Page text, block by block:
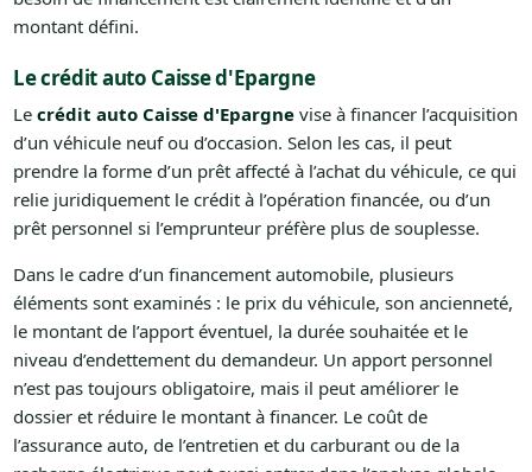
montant défini.
Le crédit auto Caisse d'Epargne
Le crédit auto Caisse d'Epargnevise à financer l’acquisition
d’un véhicule neuf ou d’occasion. Selon les cas, il peut
prendre la forme d’un prêt affecté à l’achat du véhicule, ce qui
relie juridiquement le crédit à l’opération financée, ou d’un
prêt personnel si l’emprunteur préfère plus de souplesse.
Dans le cadre d’un financement automobile, plusieurs
éléments sont examinés : le prix du véhicule, son ancienneté,
le montant de l’apport éventuel, la durée souhaitée et le
niveau d’endettement du demandeur. Un apport personnel
n’est pas toujours obligatoire, mais il peut améliorer le
dossier et réduire le montant à financer. Le coût de
l’assurance auto, de l’entretien et du carburant ou de la